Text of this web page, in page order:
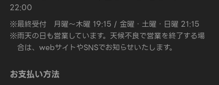
22:00
※最終受付 月曜～木曜 19:15 / 金曜・土曜・日曜 21:15
※雨天の日も営業しています。天候不良で営業を終了する場
合は、webサイトやSNSでお知らせいたします。
お支払い方法